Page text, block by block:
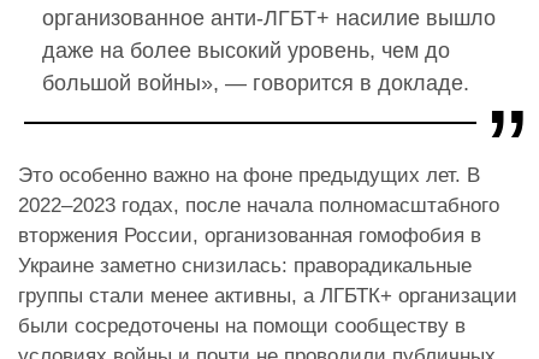
организованное анти-ЛГБТ+ насилие вышло
даже на более высокий уровень, чем до
большой войны», — говорится в докладе.
Это особенно важно на фоне предыдущих лет. В
2022–2023 годах, после начала полномасштабного
вторжения России, организованная гомофобия в
Украине заметно снизилась: праворадикальные
группы стали менее активны, а ЛГБТК+ организации
были сосредоточены на помощи сообществу в